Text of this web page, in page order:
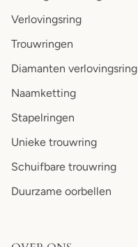
Verlovingsring
Trouwringen
Diamanten verlovingsring
Naamketting
Stapelringen
Unieke trouwring
Schuifbare trouwring
Duurzame oorbellen